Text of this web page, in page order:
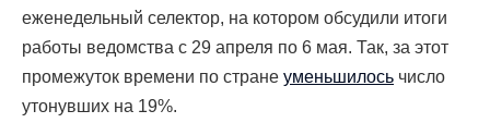
еженедельный селектор, на котором обсудили итоги
работы ведомства с 29 апреля по 6 мая. Так, за этот
промежуток времени по стране уменьшилось число
утонувших на 19%.